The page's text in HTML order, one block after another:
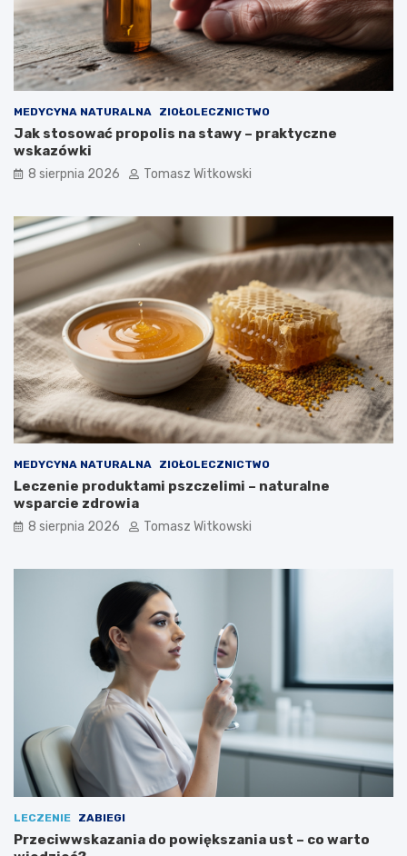
MEDYCYNA NATURALNA ZIOŁOLECZNICTWO
Jak stosować propolis na stawy – praktyczne
wskazówki
8 sierpnia 2026 Tomasz Witkowski
MEDYCYNA NATURALNA ZIOŁOLECZNICTWO
Leczenie produktami pszczelimi – naturalne
wsparcie zdrowia
8 sierpnia 2026 Tomasz Witkowski
LECZENIE ZABIEGI
Przeciwwskazania do powiększania ust – co warto